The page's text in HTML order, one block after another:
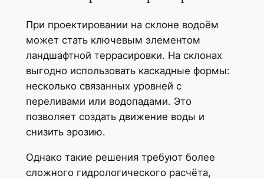
При проектировании на склоне водоём
может стать ключевым элементом
ландшафтной террасировки. На склонах
выгодно использовать каскадные формы:
несколько связанных уровней с
переливами или водопадами. Это
позволяет создать движение воды и
снизить эрозию.
Однако такие решения требуют более
сложного гидрологического расчёта,